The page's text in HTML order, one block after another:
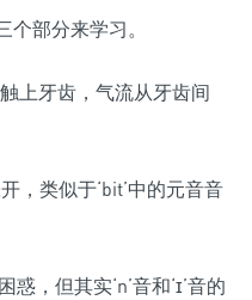
个部分来学习。
上牙齿，气流从牙齿间
，类似于‘bit’中的元音音
，但其实‘n’音和‘ɪ’音的